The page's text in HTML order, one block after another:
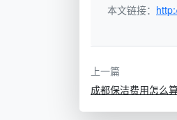
个体零工/平台散
深度保洁/专项保洁
本文链接：
上一篇
成都保洁费用怎么